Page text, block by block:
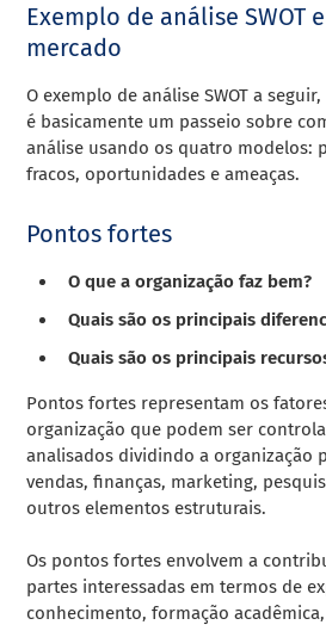
Exemplo de análise SWOT
mercado
O exemplo de análise SWOT a
é basicamente um passeio sobre
análise usando os quatro modelos:
fracos, oportunidades e ameaças.
Pontos fortes
O que a organização faz bem?
Quais são os principais
Quais são os principais
Pontos fortes representam os
organização que podem ser
analisados ​​dividindo a organização
vendas, finanças, marketing,
outros elementos estruturais.
Os pontos fortes envolvem a
partes interessadas em termos de
conhecimento, formação